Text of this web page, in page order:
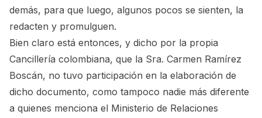
demás, para que luego, algunos pocos se sienten, la
redacten y promulguen.
Bien claro está entonces, y dicho por la propia
Cancillería colombiana, que la Sra. Carmen Ramírez
Boscán, no tuvo participación en la elaboración de
dicho documento, como tampoco nadie más diferente
a quienes menciona el Ministerio de Relaciones